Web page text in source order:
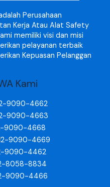
Perusahaan
Kerja Atau Alat Safety
memiliki visi dan misi
pelayanan terbaik
Kepuasan Pelanggan
Kami
9090-4662
9090-4663
9090-4668
9090-4669
9090-4462
8058-8834
9090-4466